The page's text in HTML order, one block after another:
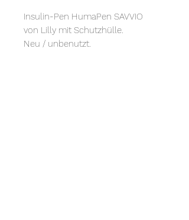
Insulin-Pen HumaPen SAVVIO
von Lilly mit Schutzhülle.
Neu / unbenutzt.